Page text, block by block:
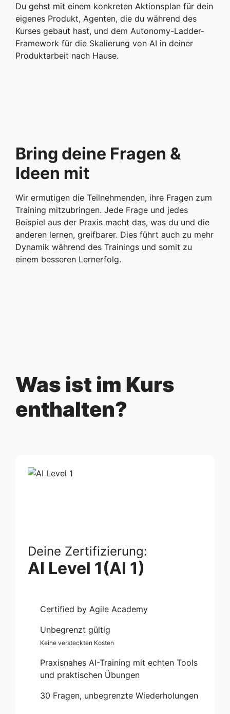
Du gehst mit einem konkreten Aktionsplan für dein
eigenes Produkt, Agenten, die du während des
Kurses gebaut hast, und dem Autonomy-Ladder-
Framework für die Skalierung von AI in deiner
Produktarbeit nach Hause.
Bring deine Fragen &
Ideen mit
Wir ermutigen die Teilnehmenden, ihre Fragen zum
Training mitzubringen. Jede Frage und jedes
Beispiel aus der Praxis macht das, was du und die
anderen lernen, greifbarer. Dies führt auch zu mehr
Dynamik während des Trainings und somit zu
einem besseren Lernerfolg.
Was ist im Kurs
enthalten?
Deine Zertifizierung:
AI Level 1(AI 1)
Certified by Agile Academy
Unbegrenzt gültig
Keine versteckten Kosten
Praxisnahes AI-Training mit echten Tools
und praktischen Übungen
30 Fragen, unbegrenzte Wiederholungen